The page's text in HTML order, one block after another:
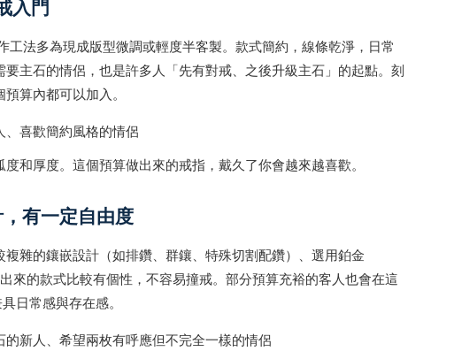
入門
法多為現成版型微調或輕度半客製。款式簡約，線條乾淨，日常
主石的情侶，也是許多人「先有對戒、之後升級主石」的起點。刻
算內都可以加入。
喜歡簡約風格的情侶
和厚度。這個預算做出來的戒指，戴久了你會越來越喜歡。
有一定自由度
雜的鑲嵌設計（如排鑽、群鑲、特殊切割配鑽）、選用鉑金
來的款式比較有個性，不容易撞戒。部分預算充裕的客人也會在這
日常感與存在感。
新人、希望兩枚有呼應但不完全一樣的情侶